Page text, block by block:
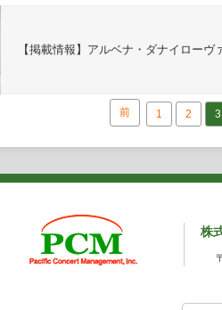
【掲載情報】アルベナ・ダナイロー
前 1 2 3
株